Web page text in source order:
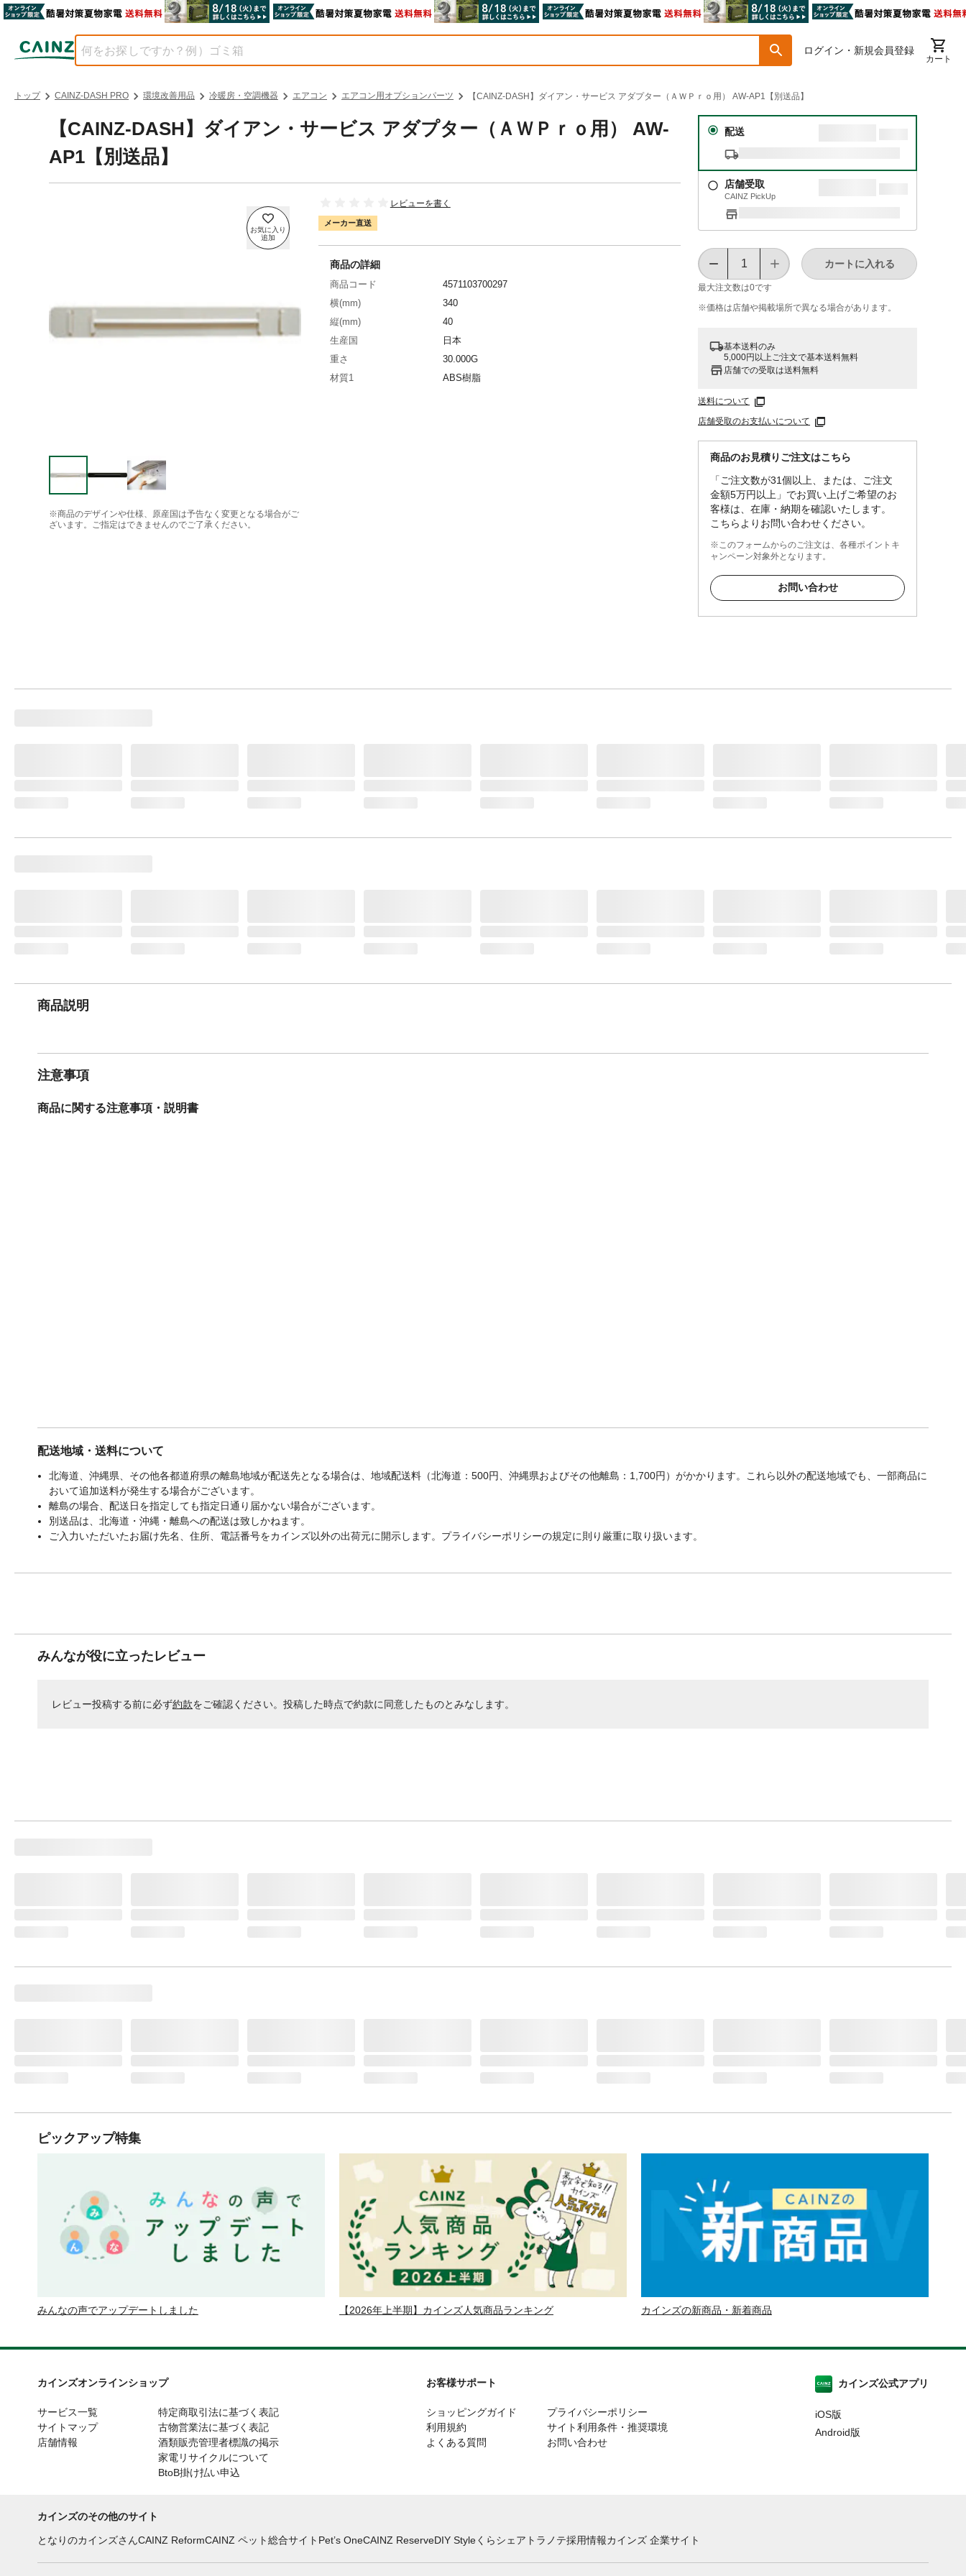
ログイン・新規会員登録
カート
トップ CAINZ-DASH PRO 環境改善用品 冷暖房・空調機器 エアコン エアコン用オプションパーツ 【CAINZ-DASH】ダイアン・サービス アダプター（ＡＷＰｒｏ用） AW-AP1【別送品】
【CAINZ-DASH】ダイアン・サービス アダプター（ＡＷＰｒｏ用） AW-
AP1【別送品】
※商品のデザインや仕様、原産国は予告なく変更となる場合がご
ざいます。ご指定はできませんのでご了承ください。
レビューを書く
メーカー直送
配送
店舗受取
CAINZ PickUp
最大注文数は0です
カートに入れる
※価格は​店舗や​掲載場所で​異なる​場合が​あります。
基本送料のみ
5,000円以上ご注文で基本送料無料
店舗での受取は送料無料
送料について
店舗受取のお支払いについて
商品のお見積りご注文はこちら
「ご注文数が31個以上、または、ご注文
金額5万円以上」でお買い上げご希望のお
客様は、在庫・納期を確認いたします。
こちらよりお問い合わせください。
※このフォームからのご注文は、各種ポイントキ
ャンペーン対象外となります。
お問い合わせ
商品の詳細
商品コード
4571103700297
横(mm)
340
縦(mm)
40
生産国
日本
重さ
30.000G
材質1
ABS樹脂
商品説明
注意事項
商品に関する注意事項・説明書
配送地域・送料について
北海道、沖縄県、その他各都道府県の離島地域が配送先となる場合は、地域配送料（北海道：500円、沖縄県およびその他離島：1,700円）がかかります。これら以外の配送地域でも、一部商品に
おいて追加送料が発生する場合がございます。
離島の場合、配送日を指定しても指定日通り届かない場合がございます。
別送品は、北海道・沖縄・離島への配送は致しかねます。
ご入力いただいたお届け先名、住所、電話番号をカインズ以外の出荷元に開示します。プライバシーポリシーの規定に則り厳重に取り扱います。
みんなが役に立ったレビュー
レビュー投稿する前に必ず約款をご確認ください。投稿した時点で約款に同意したものとみなします。
ピックアップ特集
みんなの声でアップデートしました 【2026年上半期】カインズ人気商品ランキング カインズの新商品・新着商品
カインズオンラインショップ
サービス一覧
サイトマップ
店舗情報
特定商取引法に基づく表記
古物営業法に基づく表記
酒類販売管理者標識の掲示
家電リサイクルについて
BtoB掛け払い申込
お客様サポート
ショッピングガイド
利用規約
よくある質問
プライバシーポリシー
サイト利用条件・推奨環境
お問い合わせ
カインズ公式アプリ
iOS版
Android版
カインズのその他のサイト
となりのカインズさんCAINZ ReformCAINZ ペット総合サイト Pet’s OneCAINZ ReserveDIY Styleくらシェア トラノテ採用情報カインズ 企業サイト